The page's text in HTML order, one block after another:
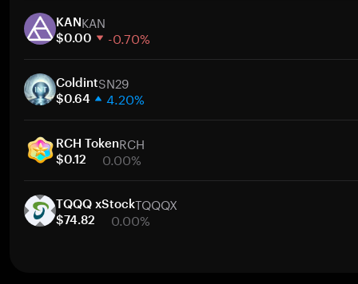
30 gün
Piyasa değeri
KANKAN
$0.00 -0.70%
30 gün
Piyasa değeri
ColdintSN29
$0.64 4.20%
30 gün
Piyasa değeri
RCH TokenRCH
$0.12 0.00%
30 gün
Piyasa değeri
TQQQ xStockTQQQX
$74.82 0.00%